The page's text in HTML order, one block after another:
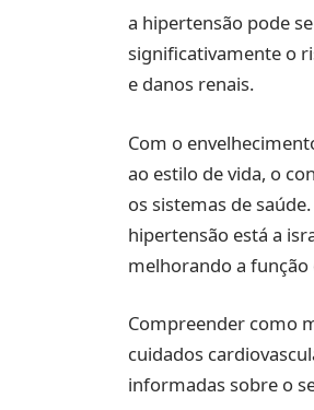
a hipertensão pode
significativamente o
e danos renais.
Com o
ao estilo de vida, o
os sistemas de
hipertensão está a
melhorando a função
Compreender como
cuidados
informadas sobre o